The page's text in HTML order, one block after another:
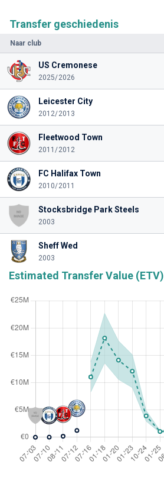
Transfer geschiedenis
Naar club
US Cremonese
2025/2026
Leicester City
2012/2013
Fleetwood Town
2011/2012
FC Halifax Town
2010/2011
Stocksbridge Park Steels
2003
Sheff Wed
2003
Estimated Transfer Value (ETV)